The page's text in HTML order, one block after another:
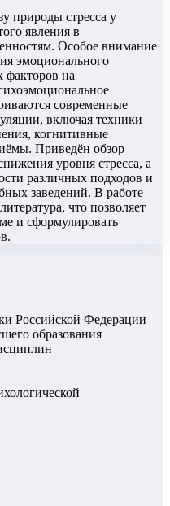
природы стресса у
явления в
Особое внимание
эмоционального
факторов на
современные
включая техники
когнитивные
Приведён обзор
уровня стресса, а
различных подходов и
заведений. В работе
что позволяет
и сформулировать
Российской Федерации
образования